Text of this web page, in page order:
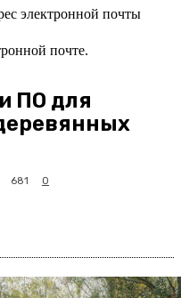
электронной почты
почте.
ПО для
681 0